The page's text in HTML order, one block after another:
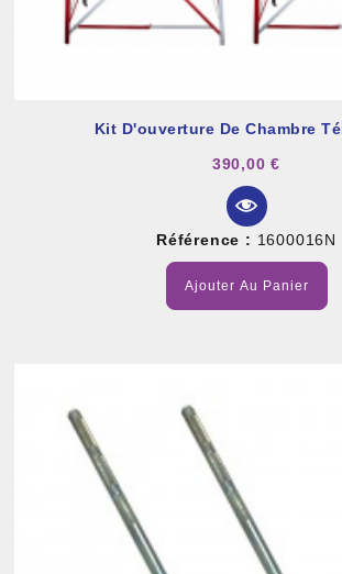
Kit D'ouverture De Chambre
390,00 €
Référence : 1600016N
Ajouter Au Panier